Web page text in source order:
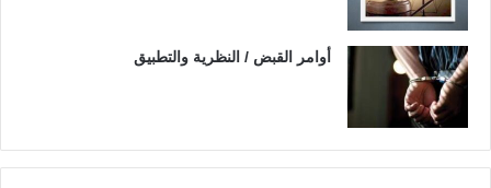
أوامر القبض / النظرية والتطبيق